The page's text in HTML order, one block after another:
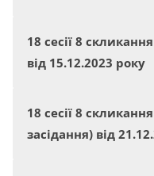
18 сесії 8
від 15.12.2023 року
18 сесії 8
засідання) від